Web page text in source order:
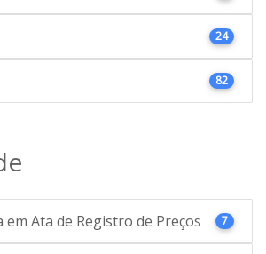
24
82
em Ata de Registro de Preços 7